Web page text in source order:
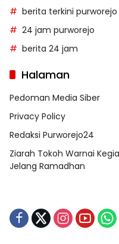
berita terkini purworejo
24 jam purworejo
berita 24 jam
Halaman
Pedoman Media Siber
Privacy Policy
Redaksi Purworejo24
Ziarah Tokoh Warnai
Jelang Ramadhan